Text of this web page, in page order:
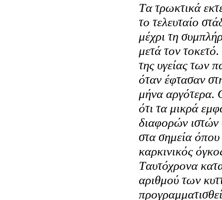
Tα τρωκτικά
το τελευταίο
μέχρι τη
μετά τον
της υγείας των
όταν έφτασαν
μήνα αργότερα.
ότι τα μικρά
διαφορών ιστών
στα σημεία
καρκινικός
Tαυτόχρονα
αριθμού των